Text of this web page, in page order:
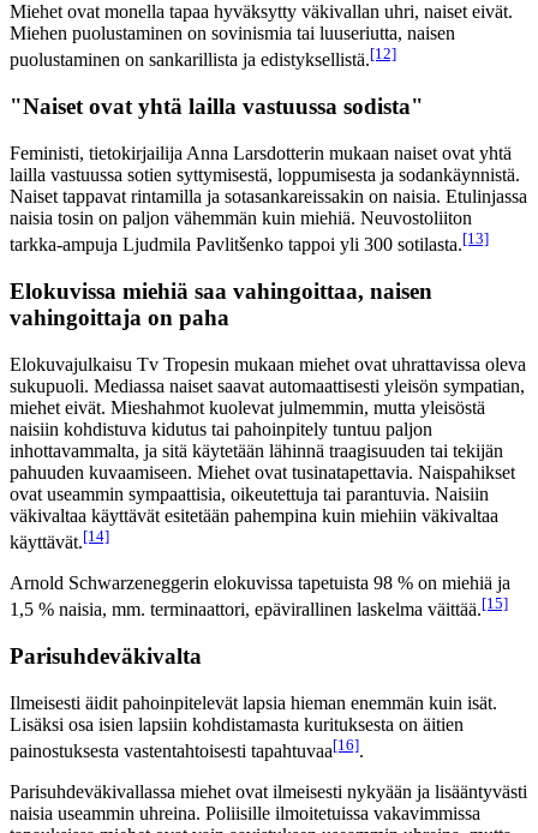
Miehet ovat monella tapaa hyväksytty väkivallan uhri, naiset eivät.
Miehen puolustaminen on sovinismia tai luuseriutta, naisen
puolustaminen on sankarillista ja edistyksellistä.[12]
"Naiset ovat yhtä lailla vastuussa sodista"
Feministi, tietokirjailija Anna Larsdotterin mukaan naiset ovat yhtä
lailla vastuussa sotien syttymisestä, loppumisesta ja sodankäynnistä.
Naiset tappavat rintamilla ja sotasankareissakin on naisia. Etulinjassa
naisia tosin on paljon vähemmän kuin miehiä. Neuvostoliiton
tarkka-ampuja Ljudmila Pavlitšenko tappoi yli 300 sotilasta.[13]
Elokuvissa miehiä saa vahingoittaa, naisen
vahingoittaja on paha
Elokuvajulkaisu Tv Tropesin mukaan miehet ovat uhrattavissa oleva
sukupuoli. Mediassa naiset saavat automaattisesti yleisön sympatian,
miehet eivät. Mieshahmot kuolevat julmemmin, mutta yleisöstä
naisiin kohdistuva kidutus tai pahoinpitely tuntuu paljon
inhottavammalta, ja sitä käytetään lähinnä traagisuuden tai tekijän
pahuuden kuvaamiseen. Miehet ovat tusinatapettavia. Naispahikset
ovat useammin sympaattisia, oikeutettuja tai parantuvia. Naisiin
väkivaltaa käyttävät esitetään pahempina kuin miehiin väkivaltaa
käyttävät.[14]
Arnold Schwarzeneggerin elokuvissa tapetuista 98 % on miehiä ja
1,5 % naisia, mm. terminaattori, epävirallinen laskelma väittää.[15]
Parisuhdeväkivalta
Ilmeisesti äidit pahoinpitelevät lapsia hieman enemmän kuin isät.
Lisäksi osa isien lapsiin kohdistamasta kurituksesta on äitien
painostuksesta vastentahtoisesti tapahtuvaa[16].
Parisuhdeväkivallassa miehet ovat ilmeisesti nykyään ja lisääntyvästi
naisia useammin uhreina. Poliisille ilmoitetuissa vakavimmissa